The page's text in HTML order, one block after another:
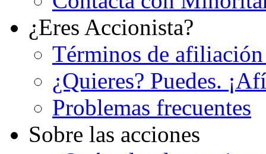
¿Eres Accionista?
Términos de
¿Quieres? Puedes.
Problemas frecuentes
Sobre las acciones